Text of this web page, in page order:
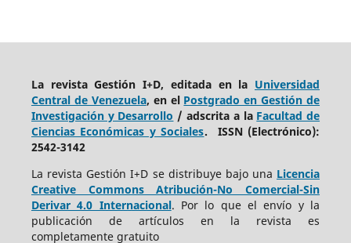
La revista Gestión I+D, editada en la Universidad
Central de Venezuela, en el Postgrado en Gestión de
Investigación y Desarrollo / adscrita a la Facultad de
Ciencias Económicas y Sociales. ISSN (Electrónico):
2542-3142
La revista Gestión I+D se distribuye bajo una Licencia
Creative Commons Atribución-No Comercial-Sin
Derivar 4.0 Internacional. Por lo que el envío y la
publicación de artículos en la revista es
completamente gratuito